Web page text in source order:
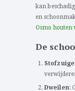
kan
en
Osmo houten
De
Dweilen: